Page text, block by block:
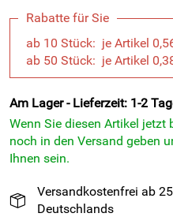
Rabatte für Sie
ab 10 Stück: je Artikel
ab 50 Stück: je Artikel
Am Lager - Lieferzeit: 1-2
Wenn Sie diesen Artikel jetzt
noch in den Versand geben
Ihnen sein.
Versandkostenfrei ab
Deutschlands